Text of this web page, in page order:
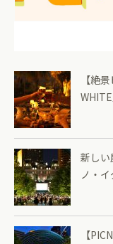
【絶
新しい
ノ・
【